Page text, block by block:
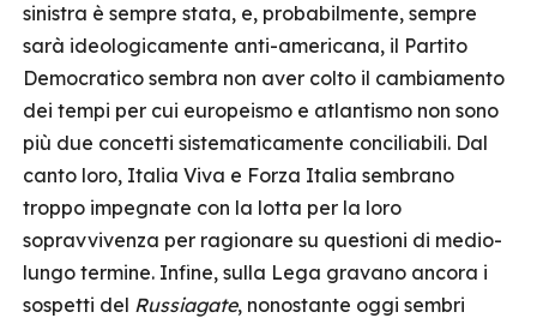
sinistra è sempre stata, e, probabilmente, sempre
sarà ideologicamente anti-americana, il Partito
Democratico sembra non aver colto il cambiamento
dei tempi per cui europeismo e atlantismo non sono
più due concetti sistematicamente conciliabili. Dal
canto loro, Italia Viva e Forza Italia sembrano
troppo impegnate con la lotta per la loro
sopravvivenza per ragionare su questioni di medio-
lungo termine. Infine, sulla Lega gravano ancora i
sospetti del Russiagate, nonostante oggi sembri